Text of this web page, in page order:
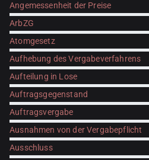
Angemessenheit der Preise
ArbZG
Atomgesetz
Aufhebung des Vergabeverfahrens
Aufteilung in Lose
Auftragsgegenstand
Auftragsvergabe
Ausnahmen von der Vergabepflicht
Ausschluss